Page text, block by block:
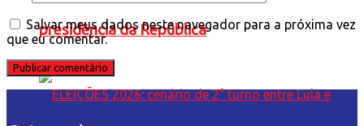
presidência da República
Salvar meus dados neste navegador para a próxima vez
que eu comentar.